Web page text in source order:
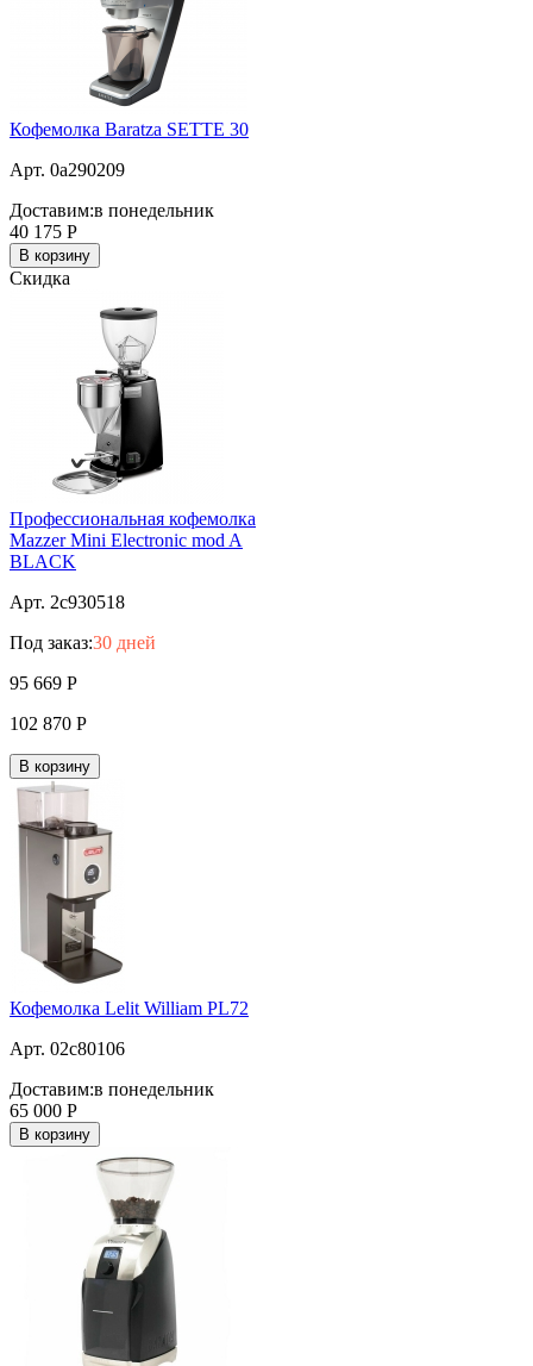
Кофемолка Baratza SETTE 30
Арт. 0a290209
Доставим:в понедельник
40 175 Р
В корзину
Скидка
Профессиональная кофемолка
Mazzer Mini Electronic mod A
BLACK
Арт. 2c930518
Под заказ:30 дней
95 669 Р
102 870 Р
В корзину
Кофемолка Lelit William PL72
Арт. 02c80106
Доставим:в понедельник
65 000 Р
В корзину